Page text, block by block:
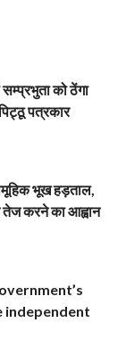
को ठेंगा
पत्रकार
भूख हड़ताल,
करने का आह्वान
independent